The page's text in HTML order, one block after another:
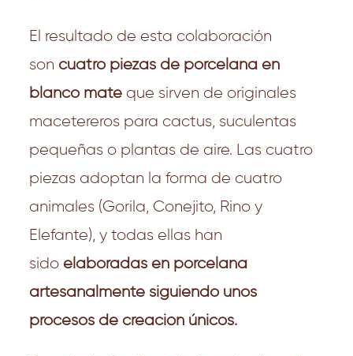
El resultado de esta colaboración
son cuatro piezas de porcelana en
blanco mateque sirven de originales
macetereros para cactus, suculentas
pequeñas o plantas de aire. Las cuatro
piezas adoptan la forma de cuatro
animales (Gorila, Conejito, Rino y
Elefante), y todas ellas han
sido elaboradas en porcelana
artesanalmente siguiendo unos
procesos de creación únicos.